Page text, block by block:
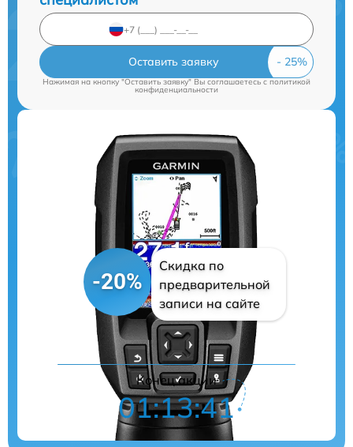
Оставить заявку
Нажимая на кнопку "Оставить заявку" Вы соглашаетесь cполитикой
конфиденциальности
-20%
Скидка по
предварительной
записи на сайте
Конец акции
01:13:40